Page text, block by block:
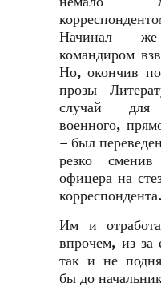
Начинал
командиром
Но, окончив
прозы
случай для
военного,
– был
резко
офицера на
корреспондента.
Им и
впрочем, из-за
так и не
бы до